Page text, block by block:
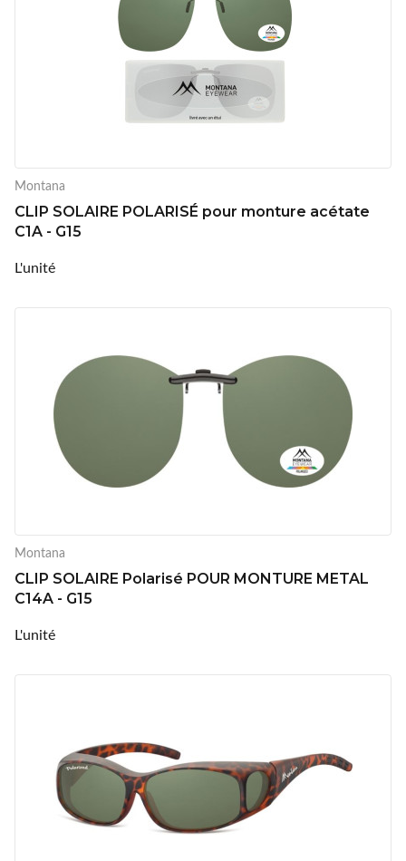
Montana
CLIP SOLAIRE POLARISÉ pour monture acétate
C1A - G15
L'unité
Montana
CLIP SOLAIRE Polarisé POUR MONTURE METAL
C14A - G15
L'unité